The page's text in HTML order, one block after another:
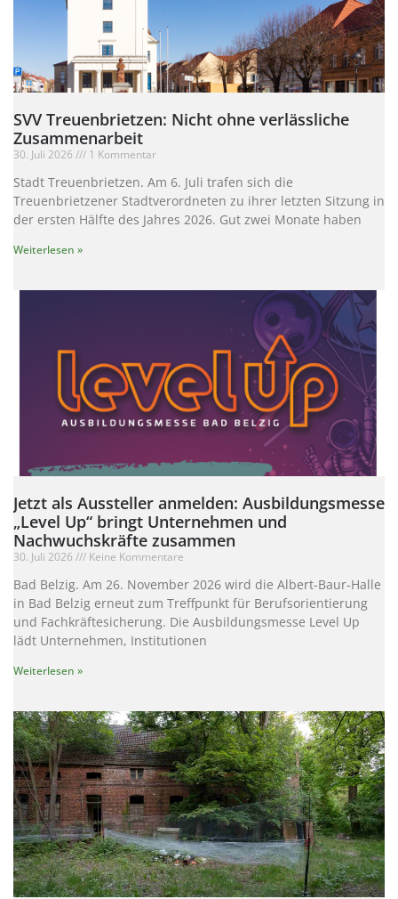
SVV Treuenbrietzen: Nicht ohne verlässliche
Zusammenarbeit
30. Juli 2026 1 Kommentar
Stadt Treuenbrietzen. Am 6. Juli trafen sich die
Treuenbrietzener Stadtverordneten zu ihrer letzten Sitzung in
der ersten Hälfte des Jahres 2026. Gut zwei Monate haben
Weiterlesen »
Jetzt als Aussteller anmelden: Ausbildungsmesse
„Level Up“ bringt Unternehmen und
Nachwuchskräfte zusammen
30. Juli 2026 Keine Kommentare
Bad Belzig. Am 26. November 2026 wird die Albert-Baur-Halle
in Bad Belzig erneut zum Treffpunkt für Berufsorientierung
und Fachkräftesicherung. Die Ausbildungsmesse Level Up
lädt Unternehmen, Institutionen
Weiterlesen »